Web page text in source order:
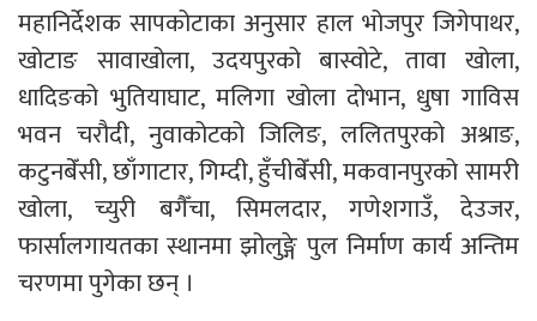
महानिर्देशक सापकोटाका अनुसार हाल भोजपुर जिगेपाथर,
खोटाङ सावाखोला, उदयपुरको बास्वोटे, तावा खोला,
धादिङको भुतियाघाट, मलिगा खोला दोभान, धुषा गाविस
भवन चरौदी, नुवाकोटको जिलिङ, ललितपुरको अश्राङ,
कटुनबेँसी, छाँगाटार, गिम्दी, हुँचीबेँसी, मकवानपुरको सामरी
खोला, च्युरी बगैँचा, सिमलदार, गणेशगाउँ, देउजर,
फार्सालगायतका स्थानमा झोलुङ्गे पुल निर्माण कार्य अन्तिम
चरणमा पुगेका छन् ।